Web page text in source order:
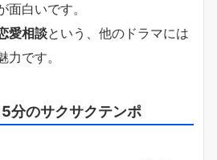
白いです。
愛相談という、他のドラマには
です。
分のサクサクテンポ